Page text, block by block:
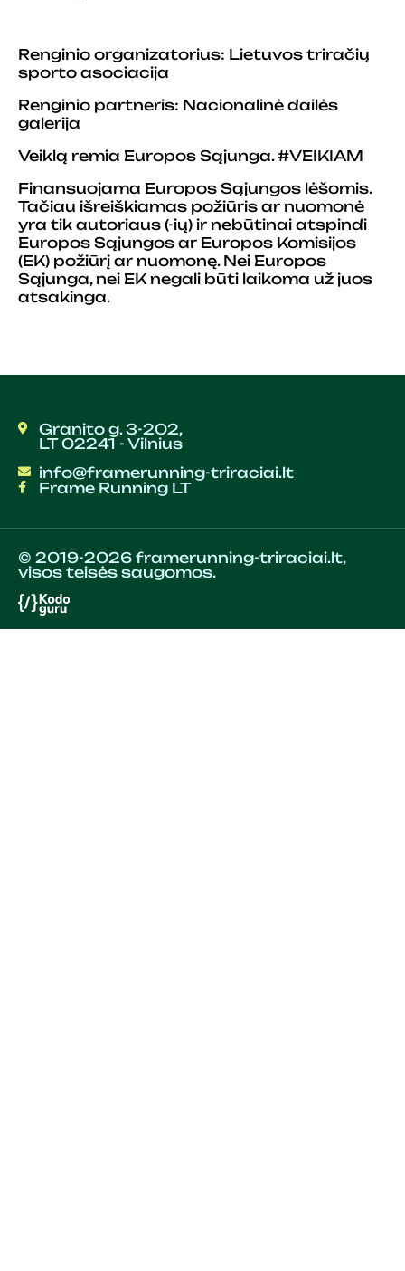
Renginio organizatorius: Lietuvos triračių
sporto asociacija
Renginio partneris: Nacionalinė dailės
galerija
Veiklą remia Europos Sąjunga. #VEIKIAM
Finansuojama Europos Sąjungos lėšomis.
Tačiau išreiškiamas požiūris ar nuomonė
yra tik autoriaus (-ių) ir nebūtinai atspindi
Europos Sąjungos ar Europos Komisijos
(EK) požiūrį ar nuomonę. Nei Europos
Sąjunga, nei EK negali būti laikoma už juos
atsakinga.
Granito g. 3-202,
LT 02241 - Vilnius
info@framerunning-triraciai.lt
Frame Running LT
© 2019-2026 framerunning-triraciai.lt,
visos teisės saugomos.